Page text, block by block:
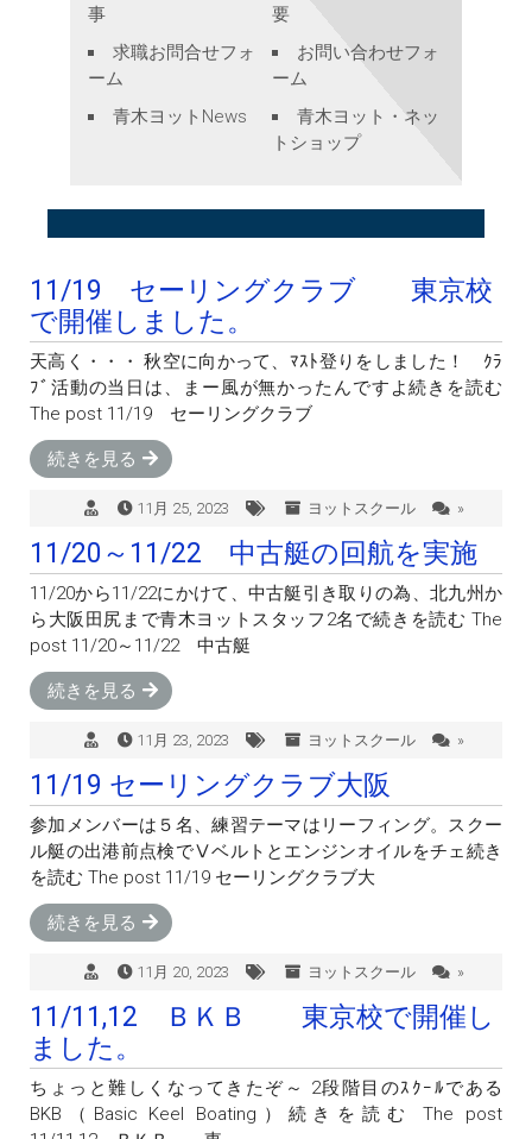
11/19 セーリングクラブ 東京校
で開催しました。
天高く・・・ 秋空に向かって、ﾏｽﾄ登りをしました！ ｸﾗ
ﾌﾞ活動の当日は、まー風が無かったんですよ続きを読む
The post 11/19 セーリングクラブ
続きを見る
11月 25, 2023 ヨットスクール »
11/20～11/22 中古艇の回航を実施
11/20から11/22にかけて、中古艇引き取りの為、北九州か
ら大阪田尻まで青木ヨットスタッフ2名で続きを読む The
post 11/20～11/22 中古艇
続きを見る
11月 23, 2023 ヨットスクール »
11/19 セーリングクラブ大阪
参加メンバーは５名、練習テーマはリーフィング。スクー
ル艇の出港前点検でⅤベルトとエンジンオイルをチェ続き
を読む The post 11/19 セーリングクラブ大
続きを見る
11月 20, 2023 ヨットスクール »
11/11,12 ＢＫＢ 東京校で開催し
ました。
ちょっと難しくなってきたぞ～ 2段階目のｽｸｰﾙである
BKB（Basic Keel Boating）続きを読む The post
事
要
求職お問合せフォ
ーム
お問い合わせフォ
ーム
青木ヨットNews
青木ヨット・ネッ
トショップ